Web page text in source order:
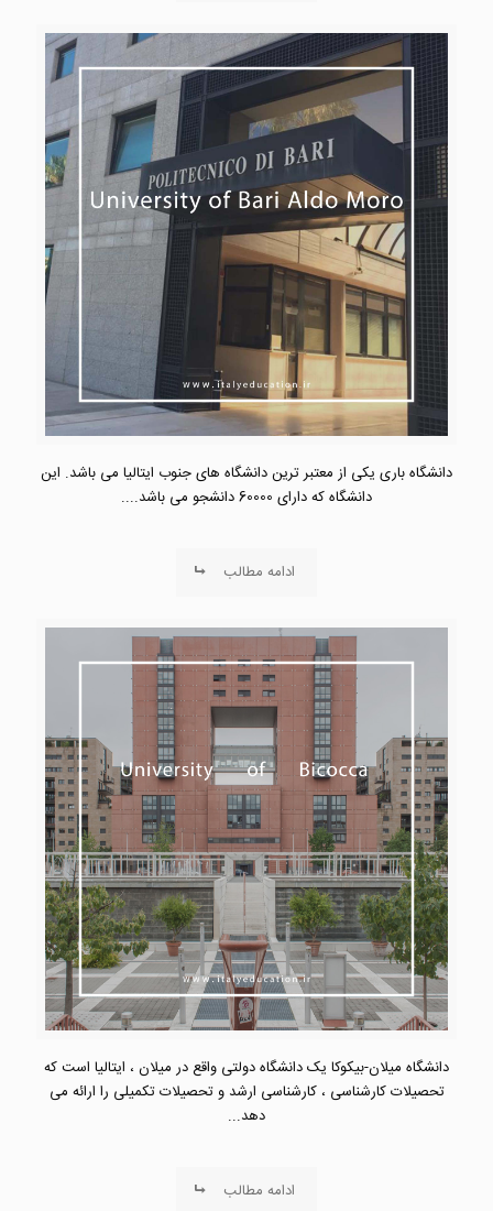
دانشگاه باری یکی از معتبر ترین دانشگاه های جنوب ایتالیا می باشد. این
دانشگاه که دارای 60000 دانشجو می باشد....
ادامه مطالب
دانشگاه میلان-بیکوکا یک دانشگاه دولتی واقع در میلان ، ایتالیا است که
تحصیلات کارشناسی ، کارشناسی ارشد و تحصیلات تکمیلی را ارائه می
دهد...
ادامه مطالب